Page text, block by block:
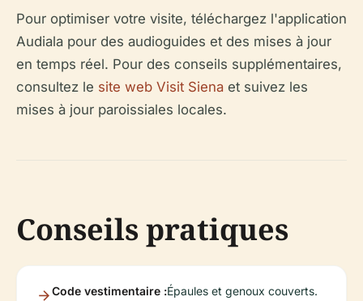
Pour optimiser votre visite, téléchargez l'application
Audiala pour des audioguides et des mises à jour
en temps réel. Pour des conseils supplémentaires,
consultez le site web Visit Siena et suivez les
mises à jour paroissiales locales.
Conseils pratiques
Code vestimentaire :Épaules et genoux couverts.